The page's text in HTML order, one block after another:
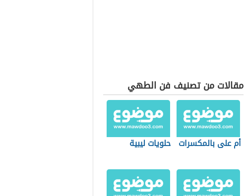
مقالات من تصنيف فن الطهي
أم على بالمكسرات حلويات ليبية